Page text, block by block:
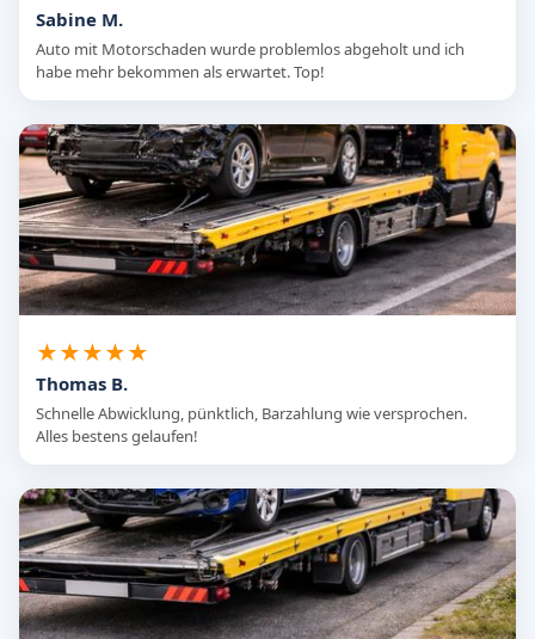
Sabine M.
Auto mit Motorschaden wurde problemlos abgeholt und ich
habe mehr bekommen als erwartet. Top!
★★★★★
Thomas B.
Schnelle Abwicklung, pünktlich, Barzahlung wie versprochen.
Alles bestens gelaufen!